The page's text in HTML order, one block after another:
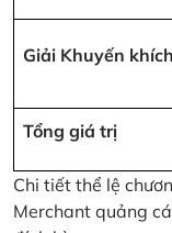
Giải Khuyến khích
Tổng giá trị
Chi tiết thể lệ
Merchant quảng